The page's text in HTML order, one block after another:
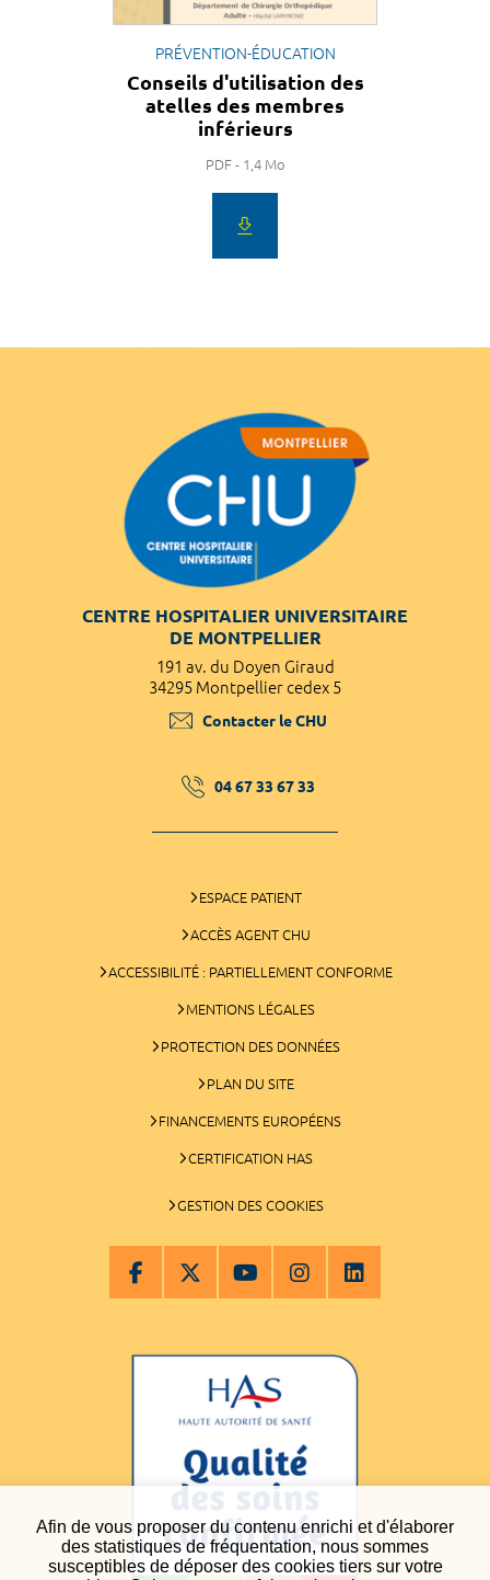
Afin de vous proposer du contenu enrichi et d'élaborer
des statistiques de fréquentation, nous sommes
susceptibles de déposer des cookies tiers sur votre
PRÉVENTION-ÉDUCATION
Conseils d'utilisation des
atelles des membres
inférieurs
PDF - 1,4 Mo
CENTRE HOSPITALIER UNIVERSITAIRE
DE MONTPELLIER
191 av. du Doyen Giraud
34295 Montpellier cedex 5
Contacter le CHU
04 67 33 67 33
ESPACE PATIENT
ACCÈS AGENT CHU
ACCESSIBILITÉ : PARTIELLEMENT CONFORME
MENTIONS LÉGALES
PROTECTION DES DONNÉES
PLAN DU SITE
FINANCEMENTS EUROPÉENS
CERTIFICATION HAS
GESTION DES COOKIES